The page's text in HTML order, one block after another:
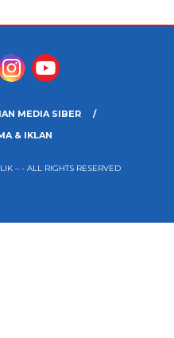
MEDIA SIBER
& IKLAN
– - ALL RIGHTS RESERVED